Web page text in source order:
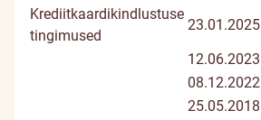
Krediitkaardikindlustuse
tingimused
23.01.2025
12.06.2023
08.12.2022
25.05.2018